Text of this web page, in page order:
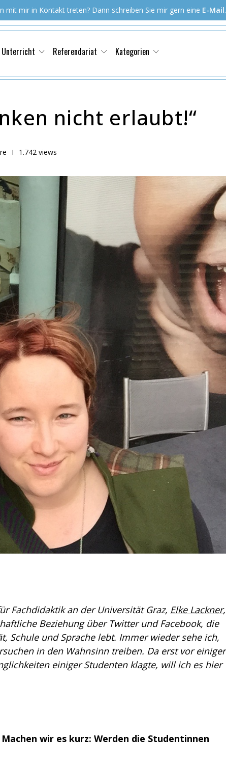
mit mir in Kontakt treten? Dann schreiben Sie mir gern eine E-Mail.
Unterricht Referendariat Kategorien
nicht erlaubt!“
I 1.742 views
Fachdidaktik an der Universität Graz, Elke Lackner,
Beziehung über Twitter und Facebook, die
Schule und Sprache lebt. Immer wieder sehe ich,
in den Wahnsinn treiben. Da erst vor einiger
einiger Studenten klagte, will ich es hier
wir es kurz: Werden die Studentinnen